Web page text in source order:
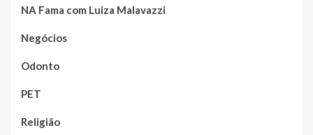
NA Fama com Luiza Malavazzi
Negócios
Odonto
PET
Religião